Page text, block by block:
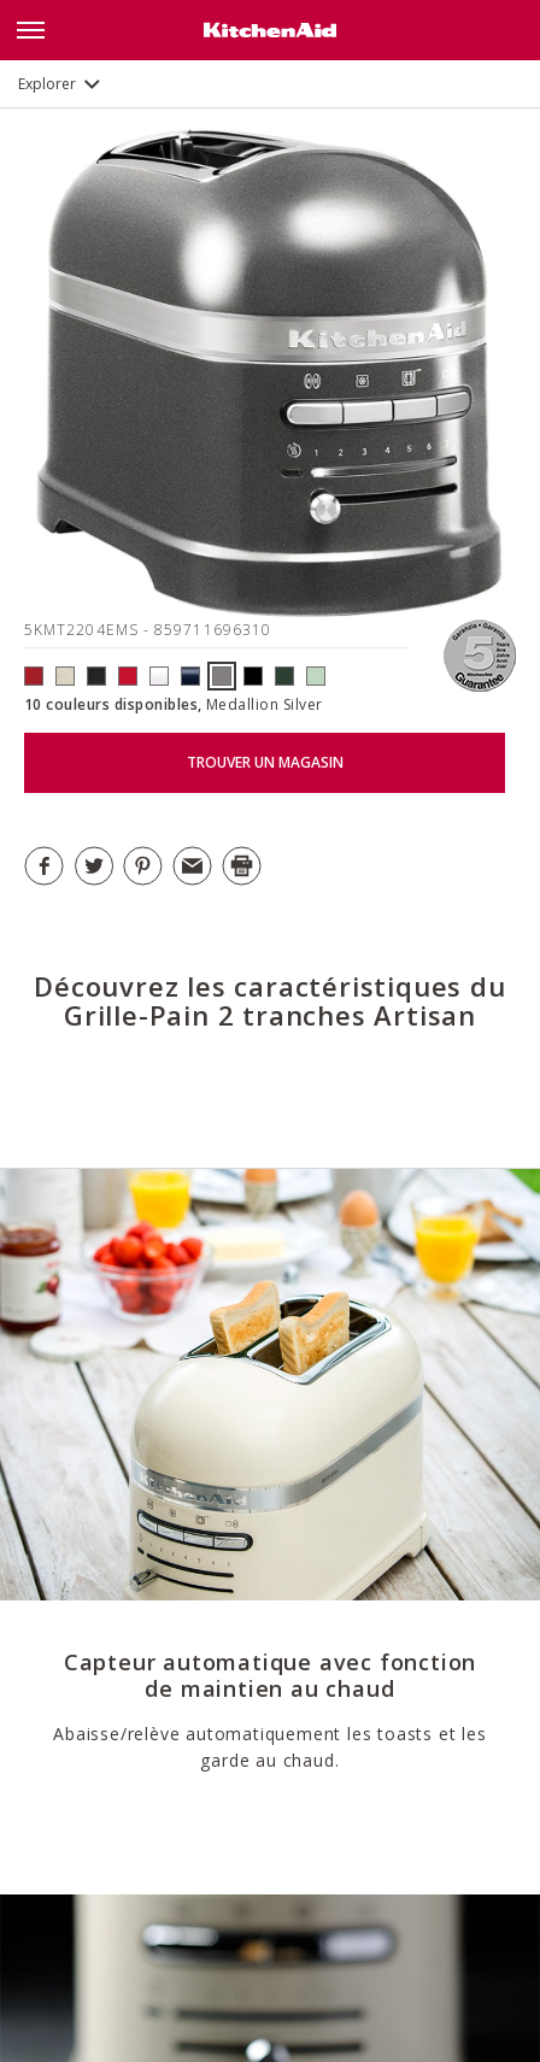
Explorer
5KMT2204EMS - 859711696310
10 couleurs disponibles, Medallion Silver
TROUVER UN MAGASIN
Découvrez les caractéristiques du
Grille-Pain 2 tranches Artisan
Capteur automatique avec fonction
de maintien au chaud
Abaisse/relève automatiquement les toasts et les
garde au chaud.